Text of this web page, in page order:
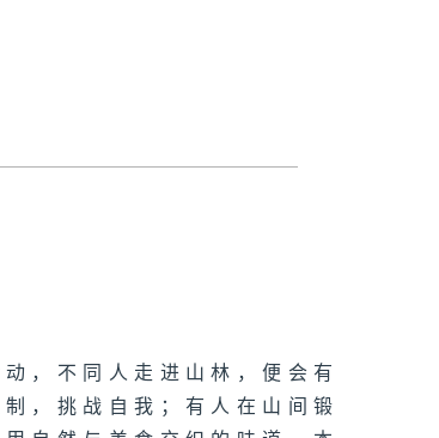
，不同人走进山林，便会有
，挑战自我；有人在山间锻